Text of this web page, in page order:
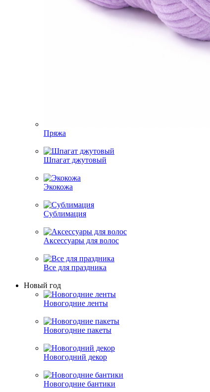
Пряжа
Шпагат джутовый
Экокожа
Сублимация
Аксессуары для волос
Все для праздника
Новый год
Новогодние ленты
Новогодние пакеты
Новогодний декор
Новогодние бантики